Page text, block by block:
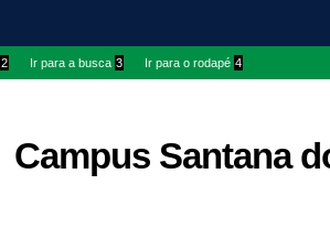
2 Ir para a busca 3 Ir para o rodapé 4
Campus Santana